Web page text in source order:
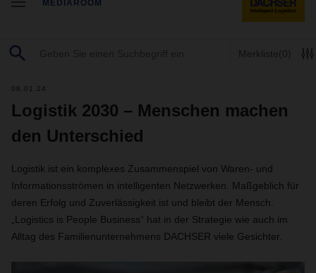
MEDIAROOM
Merkliste(0)
08.01.24
Logistik 2030 – Menschen machen
den Unterschied
Logistik ist ein komplexes Zusammenspiel von Waren- und
Informationsströmen in intelligenten Netzwerken. Maßgeblich für
deren Erfolg und Zuverlässigkeit ist und bleibt der Mensch.
„Logistics is People Business“ hat in der Strategie wie auch im
Alltag des Familienunternehmens DACHSER viele Gesichter.